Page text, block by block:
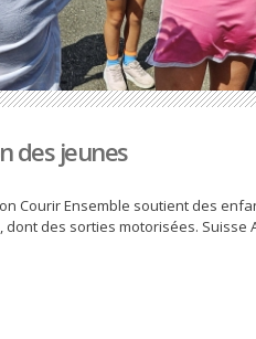
des jeunes
Courir Ensemble soutient des
des sorties motorisées. Suisse